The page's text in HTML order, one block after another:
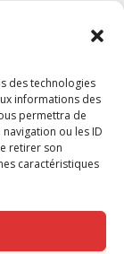
des technologies
informations des
permettra de
ou les ID
retirer son
caractéristiques